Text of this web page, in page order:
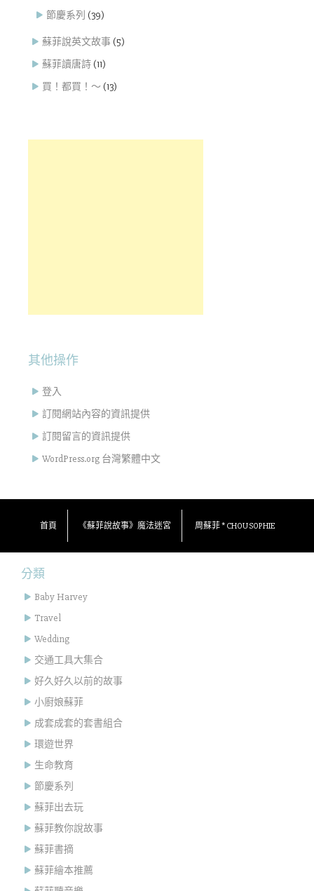
節慶系列 (39)
蘇菲說英文故事 (5)
蘇菲讀唐詩 (11)
買！都買！～ (13)
其他操作
登入
訂閱網站內容的資訊提供
訂閱留言的資訊提供
WordPress.org 台灣繁體中文
首頁 《蘇菲說故事》魔法迷宮 周蘇菲 * CHOU SOPHIE
分類
Baby Harvey
Travel
Wedding
交通工具大集合
好久好久以前的故事
小廚娘蘇菲
成套成套的套書組合
環遊世界
生命教育
節慶系列
蘇菲出去玩
蘇菲教你說故事
蘇菲書摘
蘇菲繪本推薦